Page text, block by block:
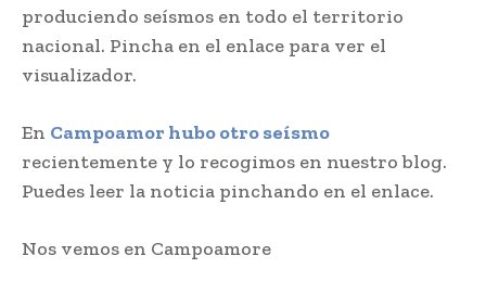
produciendo seísmos en todo el territorio
nacional. Pincha en el enlace para ver el
visualizador.
En Campoamor hubo otro seísmo
recientemente y lo recogimos en nuestro blog.
Puedes leer la noticia pinchando en el enlace.
Nos vemos en Campoamore